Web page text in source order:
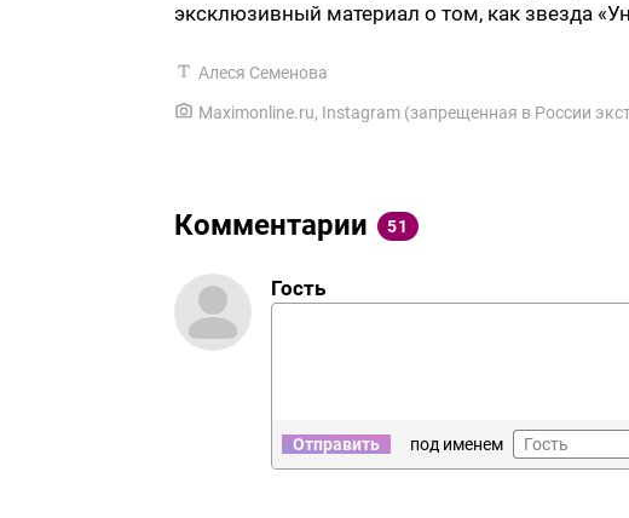
эксклюзивный материал о том, как звезда
Алеся Семенова
Maximonline.ru, Instagram (запрещенная в России
Комментарии 51
Гость
Отправить под именем